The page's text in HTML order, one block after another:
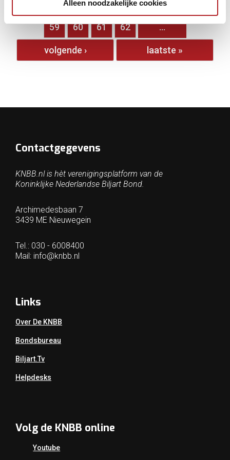
Alleen noodzakelijke cookies
54 55 56 57
59 60 61 62 …
volgende › laatste »
Contactgegevens
KNBB.nl is hèt verenigingsplatform van de
Koninklijke Nederlandse Biljart Bond.
Archimedesbaan 7
3439 ME Nieuwegein
Tel.: 030 - 6008400
Mail: info@knbb.nl
Links
Over De KNBB
Bondsbureau
Biljart.tv
Helpdesks
Volg de KNBB online
Youtube